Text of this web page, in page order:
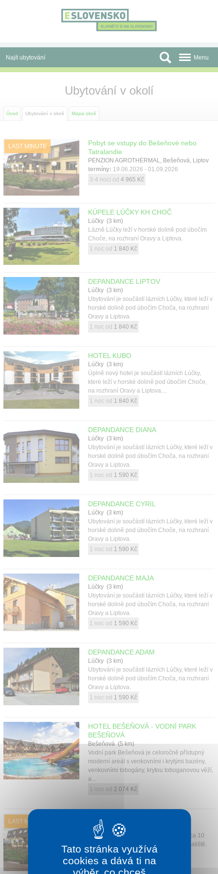
Najít ubytování
Skupiny a konference
Před cestou
Atrakce
Kontakt
Menu
Ubytování v okolí
Úvod Ubytování v okolí Mapa okolí
LAST MINUTE
Pobyt se vstupy do Bešeňové nebo
Tatralandie
PENZION AGROTHERMAL, Bešeňová, Liptov
termíny: 19.06.2026 - 01.09.2026
3-4 noci od 4 965 Kč
KÚPELE LÚČKY KH CHOČ
Lúčky (3 km)
Lázně Lúčky leží v horské dolině pod úbočím
Choče, na rozhraní Oravy a Liptova.
1 noc od 1 840 Kč
DEPANDANCE LIPTOV
Lúčky (3 km)
Ubytování je součástí lázních Lúčky, které leží v
horské dolině pod úbočím Choča, na rozhraní
Oravy a Liptova.
1 noc od 1 840 Kč
HOTEL KUBO
Lúčky (3 km)
Úplně nový hotel je součástí lázních Lúčky,
které leží v horské dolině pod úbočím Choče,
na rozhraní Oravy a Liptova....
1 noc od 1 840 Kč
DEPANDANCE DIANA
Lúčky (3 km)
Ubytování je součástí lázních Lúčky, které leží v
horské dolině pod úbočím Choča, na rozhraní
Oravy a Liptova.
1 noc od 1 590 Kč
DEPANDANCE CYRIL
Lúčky (3 km)
Ubytování je součástí lázních Lúčky, které leží v
horské dolině pod úbočím Choče, na rozhraní
Oravy a Liptova.
1 noc od 1 590 Kč
DEPANDANCE MAJA
Lúčky (3 km)
Ubytování je součástí lázních Lúčky, které leží v
horské dolině pod úbočím Choča, na rozhraní
Oravy a Liptova.
1 noc od 1 590 Kč
DEPANDANCE ADAM
Lúčky (3 km)
Ubytování je součástí lázních Lúčky, které leží v
horské dolině pod úbočím Choča, na rozhraní
Oravy a Liptova.
1 noc od 1 590 Kč
HOTEL BEŠEŇOVÁ - VODNÍ PARK
BEŠEŇOVÁ
Bešeňová (5 km)
Vodní park Bešeňová je celoročně přístupný
moderní areál s venkovními i krytými bazény,
venkovními tobogány, krytou toboganovou věží,
a...
1 noc od 2 074 Kč
LAST MINUTE PENZION AGROTHERMAL
Bešeňová (5 km)
Penzion se nachází v obci Bešeňová cca 10
minut chůze od areálu termálního koupaliště.
1 noc od870 Kč
Tato stránka využívá
cookies a dává ti na